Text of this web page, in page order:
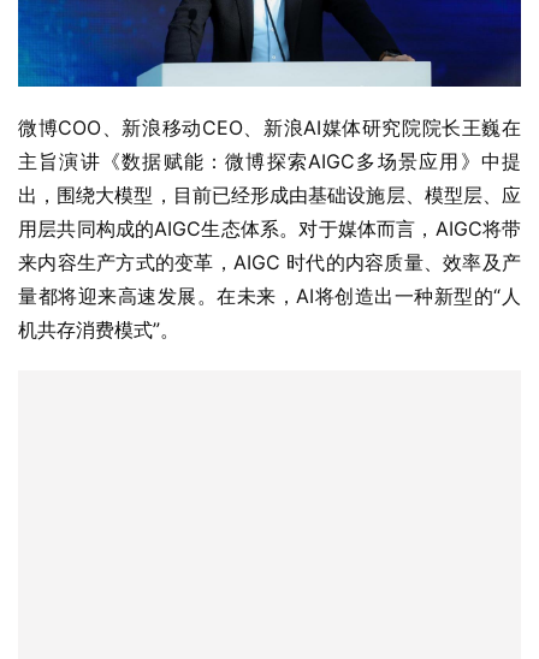
微博COO、新浪移动CEO、新浪AI媒体研究院院长王巍在
主旨演讲《数据赋能：微博探索AIGC多场景应用》中提
出，围绕大模型，目前已经形成由基础设施层、模型层、应
用层共同构成的AIGC生态体系。对于媒体而言，AIGC将带
来内容生产方式的变革，AIGC 时代的内容质量、效率及产
量都将迎来高速发展。在未来，AI将创造出一种新型的“人
机共存消费模式”。